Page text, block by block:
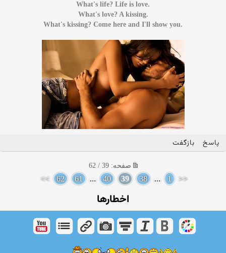
.What's life? Life is love
.What's love? A kissing
.What's kissing? Come here and I'll show you
پاسخ بازگفت
صفحه: 39 / 62
<<
1
...
38
39
40
...
61
62
>>
اخطارها